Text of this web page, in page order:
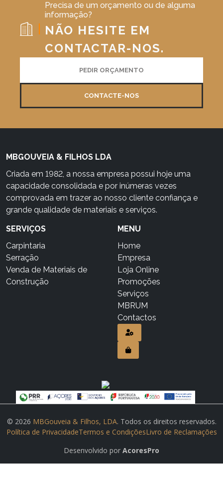
Precisa de um orçamento ou de alguma
informação?
NÃO HESITE EM
CONTACTAR-NOS.
PEDIR ORÇAMENTO
CONTACTE-NOS
MBGOUVEIA & FILHOS LDA
Criada em 1982, a nossa empresa possui hoje uma
capacidade consolidada e por inúmeras vezes
comprovada em trazer ao nosso cliente confiança e
grande qualidade de materiais e serviços.
SERVIÇOS
Carpintaria
Serração
Venda de Materiais de
Construção
MENU
Home
Empresa
Loja Online
Promoções
Serviços
MBRUM
Contactos
© 2026 MBGouveia & Filhos, LDA. Todos os direitos reservados.
Política de PrivacidadeTermos e CondiçõesLivro de Reclamações
Desenvolvido por AcoresPro